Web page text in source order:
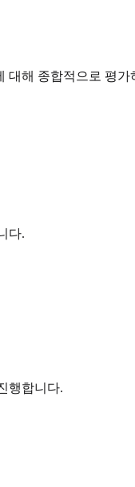
해 종합적으로 평
다.
행합니다.